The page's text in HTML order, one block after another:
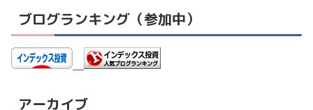
ブログランキング（参加中）
アーカイブ